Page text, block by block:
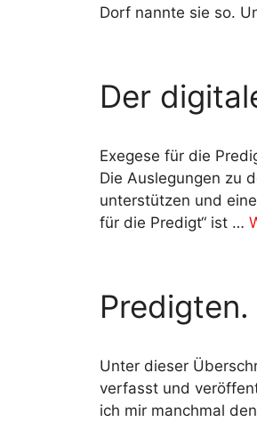
Dorf nannte sie so.
Der
Exegese für die
Die Auslegungen zu
unterstützen und
für die Predigt“ ist …
Predigten.
Unter dieser
verfasst und
ich mir manchmal